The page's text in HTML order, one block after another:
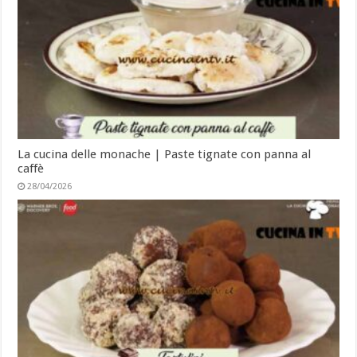
La cucina delle monache | Paste tignate con panna al
caffè
28/04/2026